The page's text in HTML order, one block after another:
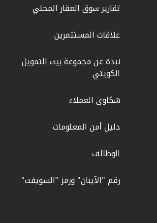
تقارير سوق العقار المحلي
علاقات المستثمرين
نبذة عن مجموعة بيت التمويل
الكويتي
شكاوى العملاء
دليل أمن المعلومات
الوظائف
رقم "الآيبان" ورمز "السويفت"